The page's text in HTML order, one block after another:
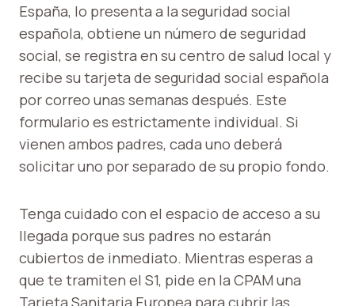
España, lo presenta a la seguridad social
española, obtiene un número de seguridad
social, se registra en su centro de salud local y
recibe su tarjeta de seguridad social española
por correo unas semanas después. Este
formulario es estrictamente individual. Si
vienen ambos padres, cada uno deberá
solicitar uno por separado de su propio fondo.
Tenga cuidado con el espacio de acceso a su
llegada porque sus padres no estarán
cubiertos de inmediato. Mientras esperas a
que te tramiten el S1, pide en la CPAM una